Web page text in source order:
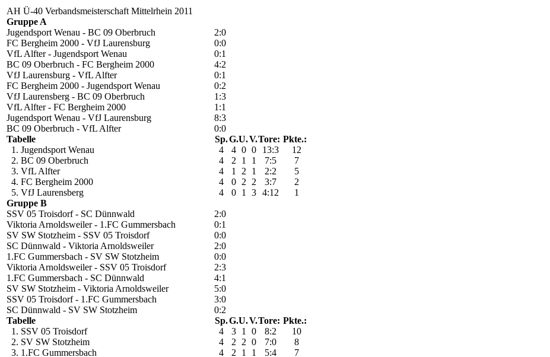
AH Ü-40 Verbandsmeisterschaft Mittelrhein 2011
Gruppe A
Jugendsport Wenau - BC 09 Oberbruch
2:0
FC Bergheim 2000 - VfJ Laurensburg
0:0
VfL Alfter - Jugendsport Wenau
0:1
BC 09 Oberbruch - FC Bergheim 2000
4:2
VfJ Laurensburg - VfL Alfter
0:1
FC Bergheim 2000 - Jugendsport Wenau
0:2
VfJ Laurensberg - BC 09 Oberbruch
1:3
VfL Alfter - FC Bergheim 2000
1:1
Jugendsport Wenau - VfJ Laurensburg
8:3
BC 09 Oberbruch - VfL Alfter
0:0
Tabelle
Sp.G.U.V.Tore: Pkte.:
1. Jugendsport Wenau
4 4 0 0 13:3
12
2. BC 09 Oberbruch
4 2 1 1 7:5
7
3. VfL Alfter
4 1 2 1 2:2
5
4. FC Bergheim 2000
4 0 2 2 3:7
2
5. VfJ Laurensberg
4 0 1 3 4:12
1
Gruppe B
SSV 05 Troisdorf - SC Dünnwald
2:0
Viktoria Arnoldsweiler - 1.FC Gummersbach
0:1
SV SW Stotzheim - SSV 05 Troisdorf
0:0
SC Dünnwald - Viktoria Arnoldsweiler
2:0
1.FC Gummersbach - SV SW Stotzheim
0:0
Viktoria Arnoldsweiler - SSV 05 Troisdorf
2:3
1.FC Gummersbach - SC Dünnwald
4:1
SV SW Stotzheim - Viktoria Arnoldsweiler
5:0
SSV 05 Troisdorf - 1.FC Gummersbach
3:0
SC Dünnwald - SV SW Stotzheim
0:2
Tabelle
Sp.G.U.V.Tore: Pkte.:
1. SSV 05 Troisdorf
4 3 1 0 8:2
10
2. SV SW Stotzheim
4 2 2 0 7:0
8
3. 1.FC Gummersbach
4 2 1 1 5:4 7